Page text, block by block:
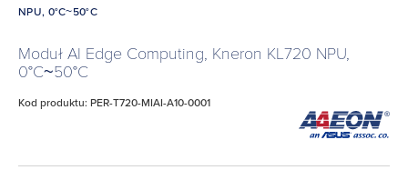
NPU, 0°C~50°C
Moduł AI Edge Computing, Kneron KL720 NPU,
0°C~50°C
Kod produktu: PER-T720-MIAI-A10-0001